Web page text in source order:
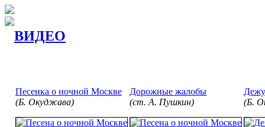
ВИДЕО
Песенка о ночной Москве
(Б. Окуджава)
Дорожные жалобы
(ст. А. Пушкин)
(Б.